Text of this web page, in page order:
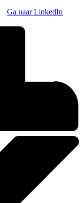
Ga naar LinkedIn